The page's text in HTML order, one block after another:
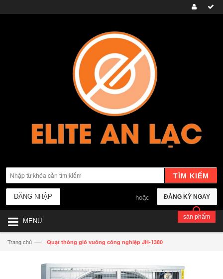
TÌM KIẾM
ĐĂNG KÝ NGAY
hoặc
ĐĂNG NHẬP
MENU
sản phẩm
Trang chủ —› Quạt thông gió vuông công nghiệp JH-1380